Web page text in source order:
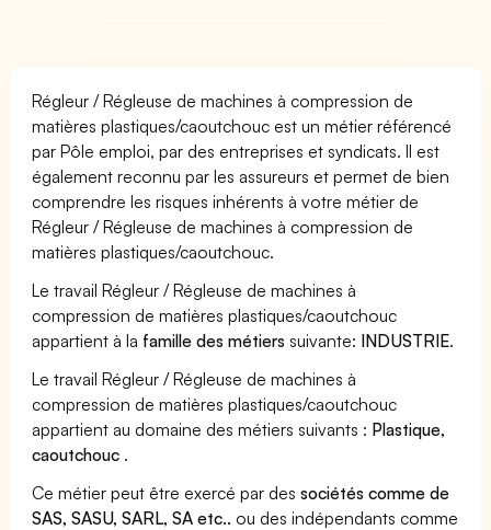
Régleur / Régleuse de machines à compression de
matières plastiques/caoutchouc est un métier référencé
par Pôle emploi, par des entreprises et syndicats. Il est
également reconnu par les assureurs et permet de bien
comprendre les risques inhérents à votre métier de
Régleur / Régleuse de machines à compression de
matières plastiques/caoutchouc.
Le travail Régleur / Régleuse de machines à
compression de matières plastiques/caoutchouc
appartient à la famille des métiers suivante: INDUSTRIE.
Le travail Régleur / Régleuse de machines à
compression de matières plastiques/caoutchouc
appartient au domaine des métiers suivants : Plastique,
caoutchouc .
Ce métier peut être exercé par dessociétés comme de
SAS, SASU, SARL, SA etc.. ou des indépendants comme